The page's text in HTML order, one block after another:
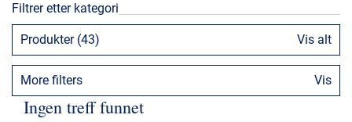
Mellomspenningskabeltilbehør
Referanser
Nedlastinger
Filtrer etter kategori
Produkter (43) Vis alt
More filters Vis
Ingen treff funnet